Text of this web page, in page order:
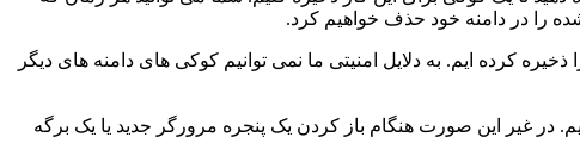
شده را در دامنه خود حذف خواهیم کرد.
کرده ایم. به دلایل امنیتی ما نمی توانیم کوکی های دامنه های دیگر
کنید. ما به 2 کوکی برای ذخیره این تنظیمات نیاز داریم. در غیر این صورت هنگام باز کردن یک پنجره مرورگر جدید یا یک برگه